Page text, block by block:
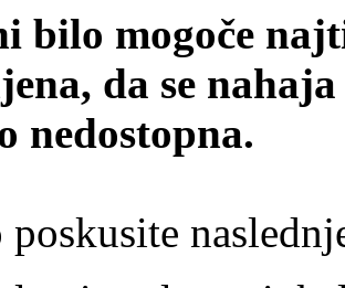
bilo mogoče
da se
nedostopna.
poskusite